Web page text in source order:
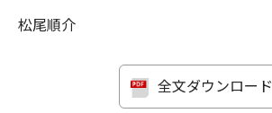
松尾順介
全文ダウンロード